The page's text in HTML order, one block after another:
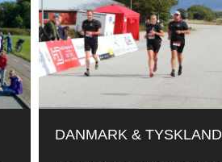
DANMARK & TYSKLAND